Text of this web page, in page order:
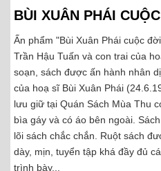
BÙI XUÂN PHÁI
Ấn phẩm "Bùi Xuân Phái cuộc
Trần Hậu Tuấn và con trai của
soạn, sách được ấn hành nhân
của hoạ sĩ Bùi Xuân Phái
lưu giữ tại Quán Sách Mùa Thu
bìa gáy và có áo bên ngoài.
lõi sách chắc chắn. Ruột sách
dày, mịn, tuyển tập khá đầy đủ
trình bày...